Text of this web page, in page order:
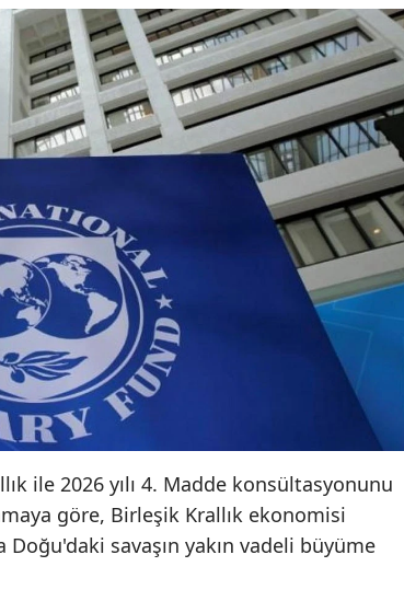
ile 2026 yılı 4. Madde konsültasyonunu
göre, Birleşik Krallık ekonomisi
savaşın yakın vadeli büyüme